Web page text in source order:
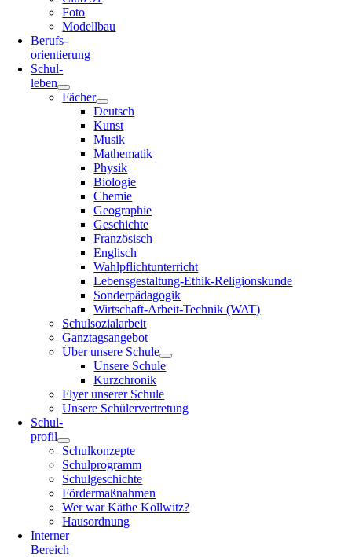
Foto
Modellbau
Berufs-
orientierung
Schul-
leben
Fächer
Deutsch
Kunst
Musik
Mathematik
Physik
Biologie
Chemie
Geographie
Geschichte
Französisch
Englisch
Wahlpflichtunterricht
Lebensgestaltung-Ethik-Religionskunde
Sonderpädagogik
Wirtschaft-Arbeit-Technik (WAT)
Schulsozialarbeit
Ganztagsangebot
Über unsere Schule
Unsere Schule
Kurzchronik
Flyer unserer Schule
Unsere Schülervertretung
Schul-
profil
Schulkonzepte
Schulprogramm
Schulgeschichte
Fördermaßnahmen
Wer war Käthe Kollwitz?
Hausordnung
Interner
Bereich